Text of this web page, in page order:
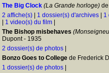
The Big Clock (La Grande horloge)
2 affiche(s)
1 dossier(s) d'archives 1
1 video(s) du film
The Bishop misbehaves
Dupont - 1935
2 dossier(s) de photos
Bonzo Goes to College de Frederick
1 dossier(s) de photos